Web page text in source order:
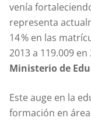
venía
representa
14 % en las
2013 a 119.009
Ministerio de
Este auge en la
formación en